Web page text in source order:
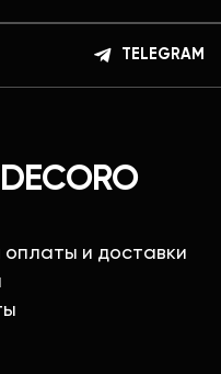
оплаты и доставки
TELEGRAM